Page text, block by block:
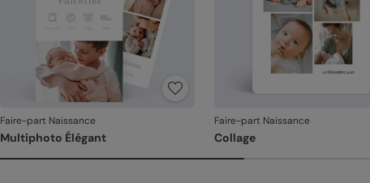
Faire-part Naissance
Multiphoto Élégant
Faire-part Naissance
Collage